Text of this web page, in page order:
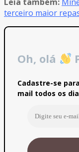
terceiro maior
Oh, olá
Cadastre-se
mail todos os